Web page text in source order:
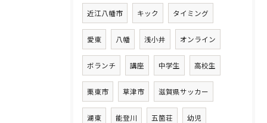
近江八幡市 キック タイミング
愛東 八幡 浅小井 オンライン
ボランチ 講座 中学生 高校生
栗東市 草津市 滋賀県サッカー
湖東 能登川 五箇荘 幼児